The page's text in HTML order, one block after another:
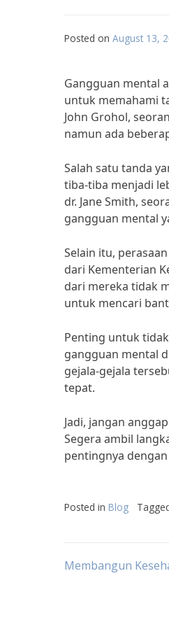
Posted on August 13,
Gangguan mental
untuk memahami
John Grohol,
namun ada
Salah satu tanda
tiba-tiba menjadi
dr. Jane Smith,
gangguan mental
Selain itu,
dari Kementerian
dari mereka tidak
untuk mencari
Penting untuk
gangguan mental
gejala-gejala
tepat.
Jadi, jangan
Segera ambil
pentingnya
Posted in Blog
Post
Membangun